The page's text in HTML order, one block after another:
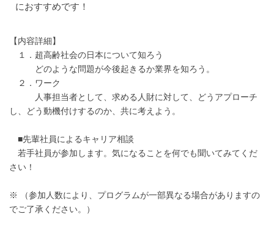
におすすめです！
【内容詳細】
１．超高齢社会の日本について知ろう
どのような問題が今後起きるか業界を知ろう。
２．ワーク
人事担当者として、求める人財に対して、どうアプローチ
し、どう動機付けするのか、共に考えよう。
■先輩社員によるキャリア相談
若手社員が参加します。気になることを何でも聞いてみてくだ
さい！
※ （参加人数により、プログラムが一部異なる場合がありますの
でご了承ください。）